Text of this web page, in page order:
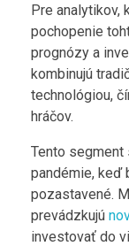
Pre analytikov,
pochopenie
prognózy a
kombinujú
technológiou,
hráčov.
Tento
pandémie, keď
pozastavené.
prevádzkujú
investovať do